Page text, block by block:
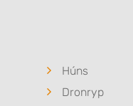
Húns
Dronryp